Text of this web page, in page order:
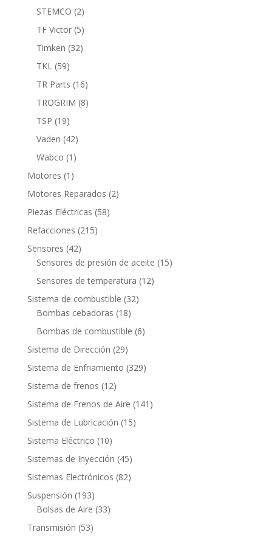
productos
STEMCO 22
productos
TF Victor 55
productos
Timken 3232
TKL 5959
productos
TR Parts 1616
productos
TROGRIM 88
TSP 1919
productos
Vaden 4242
productos
Wabco 1 1
producto
Motores 1 1
producto
Motores Reparados 22
Piezas Eléctricas 5858
Refacciones 215215
Sensores 4242
productos
Sensores de presión de aceite 1515
Sensores de temperatura 1212
Sistema de combustible 3232
Bombas cebadoras 1818
productos
Bombas de combustible 66
Sistema de Dirección 2929
productos
Sistema de Enfriamiento 329329
Sistema de frenos 1212
productos
Sistema de Frenos de Aire 141 141
Sistema de Lubricación 1515
Sistema Eléctrico 1010
productos
Sistemas de Inyección 4545
productos
Sistemas Electrónicos 8282
Suspensión 193193
productos
Bolsas de Aire 3333
Transmisión 5353